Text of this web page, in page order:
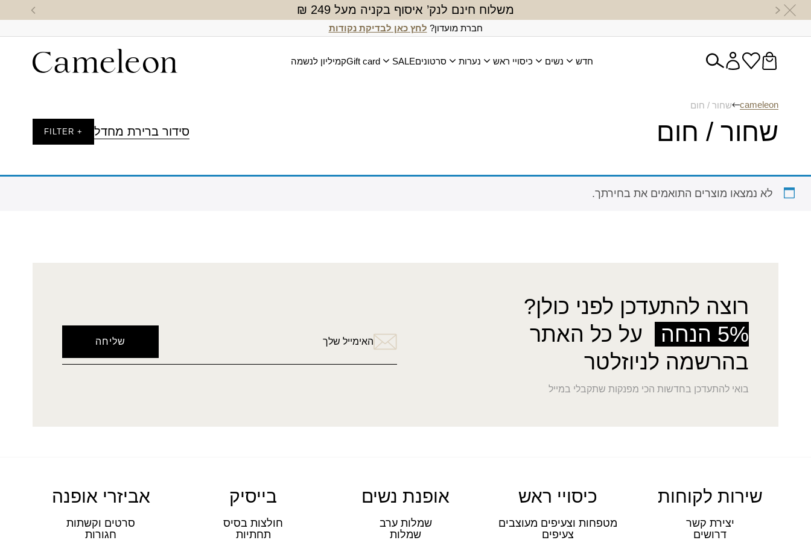
משלוח חינם לנק’ איסוף בקניה מעל 249 ₪
חברת מועדון? לחץ כאן לבדיקת נקודות
חדש נשים כיסויי ראש נערות סרטוניםSALE
Gift cardקמיליון לנשמה
cameleon שחור / חום
שחור / חום סידור ברירת מחדל + FILTER
לא נמצאו מוצרים התואמים את בחירתך.
רוצה להתעדכן לפני כולן?
5% הנחה
על כל האתר
בהרשמה לניוזלטר
בואי להתעדכן בחדשות הכי מפנקות שתקבלי במייל
האימייל שלך
שירות לקוחות
יצירת קשר
דרושים
כיסויי ראש
מטפחות וצעיפים מעוצבים
צעיפים
אופנת נשים
שמלות ערב
שמלות
בייסיק
חולצות בסיס
תחתיות
אביזרי אופנה
סרטים וקשתות
חגורות